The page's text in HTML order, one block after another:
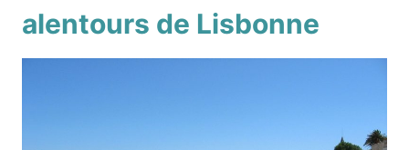
alentours de Lisbonne